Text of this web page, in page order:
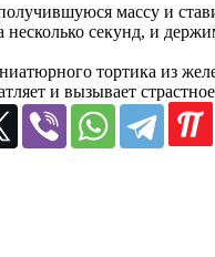
массу и
секунд, и
тортика из
и вызывает